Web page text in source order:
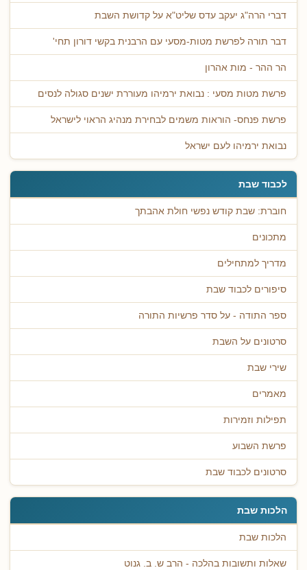
דברי הרה"ג יעקב עדס שליט"א על קדושת השבת
דבר תורה לפרשת מטות-מסעי עם הרבנית בקשי דורון תחי'
הר ההר - מות אהרון
פרשת מטות מסעי : נבואת ירמיהו מעוררת ישנים סגולה לנסים
פרשת פנחס- הוראות משמים לבחירת מנהיג הראוי לישראל
נבואת ירמיהו לעם ישראל
לכבוד שבת
חוברת: שבת קודש נפשי חולת אהבתך
מתכונים
מדריך למתחילים
סיפורים לכבוד שבת
ספר התודה - על סדר פרשיות התורה
סרטונים על השבת
שירי שבת
מאמרים
תפילות וזמירות
פרשת השבוע
סרטונים לכבוד שבת
הלכות שבת
הלכות שבת
שאלות ותשובות בהלכה - הרב ש. ב. גנוט